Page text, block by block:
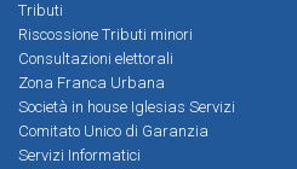
Tributi
Riscossione Tributi minori
Consultazioni elettorali
Zona Franca Urbana
Società in house Iglesias Servizi
Comitato Unico di Garanzia
Servizi Informatici